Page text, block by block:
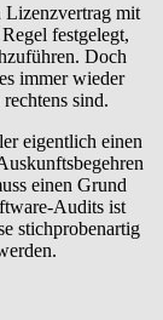
Lizenzvertrag mit
festgelegt,
Doch
immer wieder
sind.
eigentlich einen
einen Grund
Audits ist
stichprobenartig